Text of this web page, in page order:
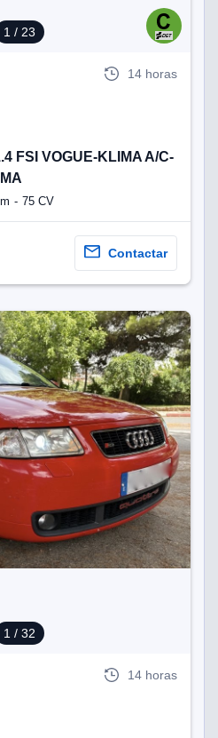
1 / 23
14 horas
FSI VOGUE-KLIMA A/C-
75 CV
Contactar
1 / 32
14 horas